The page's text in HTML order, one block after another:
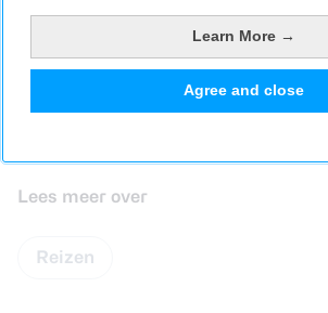
Learn More →
Agree and close
Lees meer over
Reizen